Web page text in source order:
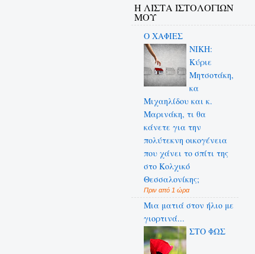
Η ΛΙΣΤΑ ΙΣΤΟΛΟΓΙΩΝ
ΜΟΥ
Ο ΧΑΦΙΕΣ
NIKH:
Κύριε
Μητσοτάκη,
κα
Μιχαηλίδου και κ.
Μαρινάκη, τι θα
κάνετε για την
πολύτεκνη οικογένεια
που χάνει το σπίτι της
στο Κολχικό
Θεσσαλονίκης;
Πριν από 1 ώρα
Μια ματιά στον ήλιο με
γιορτινά...
ΣΤΟ ΦΩΣ